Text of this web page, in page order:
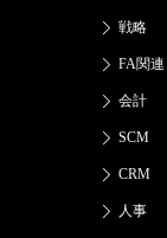
戦略
FA関連
会計
SCM
CRM
人事